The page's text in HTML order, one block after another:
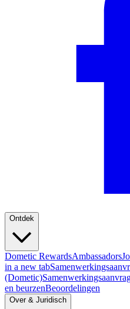
Ontdek
Dometic RewardsAmbassadors
in a new tab
(Dometic)
en beurzenBeoordelingen
Over & Juridisch